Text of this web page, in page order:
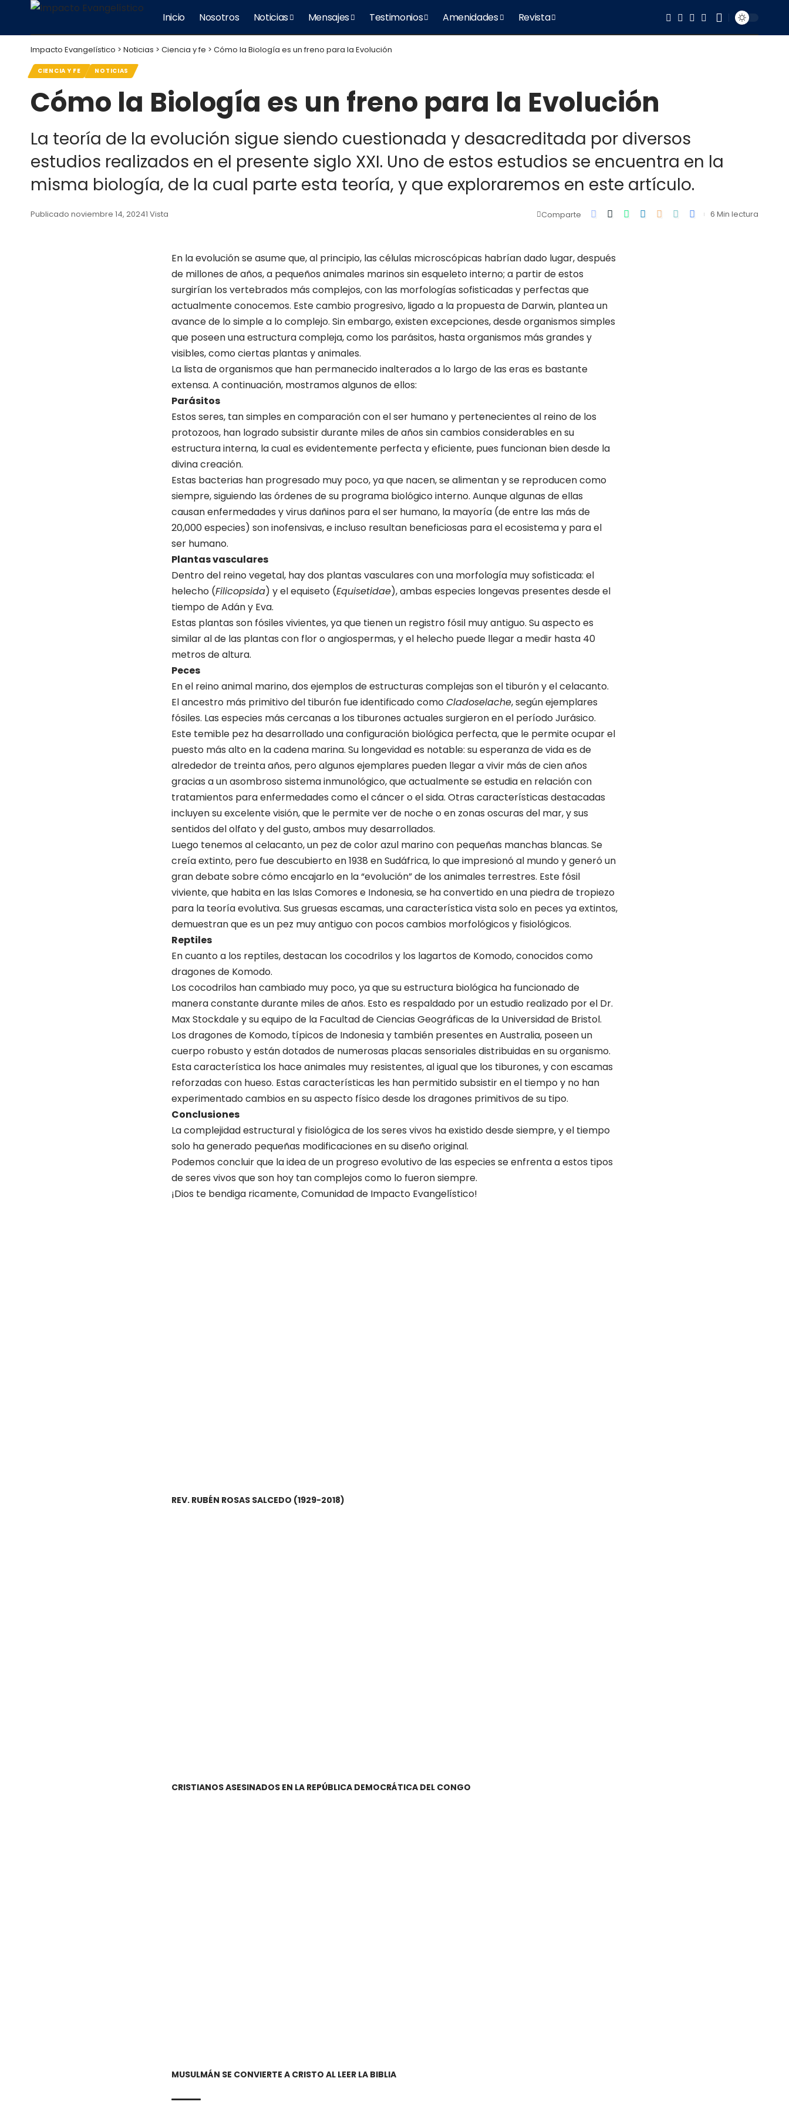
Inicio Nosotros Noticias Mensajes Testimonios Amenidades Revista
Impacto Evangelístico > Noticias > Ciencia y fe > Cómo la Biología es un freno para la Evolución
CIENCIA Y FE NOTICIAS
Cómo la Biología es un freno para la Evolución
La teoría de la evolución sigue siendo cuestionada y desacreditada por diversos
estudios realizados en el presente siglo XXI. Uno de estos estudios se encuentra en la
misma biología, de la cual parte esta teoría, y que exploraremos en este artículo.
Publicado noviembre 14, 20241 Vista Comparte 6 Min lectura
En la evolución se asume que, al principio, las células microscópicas habrían dado lugar, después
de millones de años, a pequeños animales marinos sin esqueleto interno; a partir de estos
surgirían los vertebrados más complejos, con las morfologías sofisticadas y perfectas que
actualmente conocemos. Este cambio progresivo, ligado a la propuesta de Darwin, plantea un
avance de lo simple a lo complejo. Sin embargo, existen excepciones, desde organismos simples
que poseen una estructura compleja, como los parásitos, hasta organismos más grandes y
visibles, como ciertas plantas y animales.
La lista de organismos que han permanecido inalterados a lo largo de las eras es bastante
extensa. A continuación, mostramos algunos de ellos:
Parásitos
Estos seres, tan simples en comparación con el ser humano y pertenecientes al reino de los
protozoos, han logrado subsistir durante miles de años sin cambios considerables en su
estructura interna, la cual es evidentemente perfecta y eficiente, pues funcionan bien desde la
divina creación.
Estas bacterias han progresado muy poco, ya que nacen, se alimentan y se reproducen como
siempre, siguiendo las órdenes de su programa biológico interno. Aunque algunas de ellas
causan enfermedades y virus dañinos para el ser humano, la mayoría (de entre las más de
20,000 especies) son inofensivas, e incluso resultan beneficiosas para el ecosistema y para el
ser humano.
Plantas vasculares
Dentro del reino vegetal, hay dos plantas vasculares con una morfología muy sofisticada: el
helecho (Filicopsida) y el equiseto (Equisetidae), ambas especies longevas presentes desde el
tiempo de Adán y Eva.
Estas plantas son fósiles vivientes, ya que tienen un registro fósil muy antiguo. Su aspecto es
similar al de las plantas con flor o angiospermas, y el helecho puede llegar a medir hasta 40
metros de altura.
Peces
En el reino animal marino, dos ejemplos de estructuras complejas son el tiburón y el celacanto.
El ancestro más primitivo del tiburón fue identificado comoCladoselache, según ejemplares
fósiles. Las especies más cercanas a los tiburones actuales surgieron en el período Jurásico.
Este temible pez ha desarrollado una configuración biológica perfecta, que le permite ocupar el
puesto más alto en la cadena marina. Su longevidad es notable: su esperanza de vida es de
alrededor de treinta años, pero algunos ejemplares pueden llegar a vivir más de cien años
gracias a un asombroso sistema inmunológico, que actualmente se estudia en relación con
tratamientos para enfermedades como el cáncer o el sida. Otras características destacadas
incluyen su excelente visión, que le permite ver de noche o en zonas oscuras del mar, y sus
sentidos del olfato y del gusto, ambos muy desarrollados.
Luego tenemos al celacanto, un pez de color azul marino con pequeñas manchas blancas. Se
creía extinto, pero fue descubierto en 1938 en Sudáfrica, lo que impresionó al mundo y generó un
gran debate sobre cómo encajarlo en la “evolución” de los animales terrestres. Este fósil
viviente, que habita en las Islas Comores e Indonesia, se ha convertido en una piedra de tropiezo
para la teoría evolutiva. Sus gruesas escamas, una característica vista solo en peces ya extintos,
demuestran que es un pez muy antiguo con pocos cambios morfológicos y fisiológicos.
Reptiles
En cuanto a los reptiles, destacan los cocodrilos y los lagartos de Komodo, conocidos como
dragones de Komodo.
Los cocodrilos han cambiado muy poco, ya que su estructura biológica ha funcionado de
manera constante durante miles de años. Esto es respaldado por un estudio realizado por el Dr.
Max Stockdale y su equipo de la Facultad de Ciencias Geográficas de la Universidad de Bristol.
Los dragones de Komodo, típicos de Indonesia y también presentes en Australia, poseen un
cuerpo robusto y están dotados de numerosas placas sensoriales distribuidas en su organismo.
Esta característica los hace animales muy resistentes, al igual que los tiburones, y con escamas
reforzadas con hueso. Estas características les han permitido subsistir en el tiempo y no han
experimentado cambios en su aspecto físico desde los dragones primitivos de su tipo.
Conclusiones
La complejidad estructural y fisiológica de los seres vivos ha existido desde siempre, y el tiempo
solo ha generado pequeñas modificaciones en su diseño original.
Podemos concluir que la idea de un progreso evolutivo de las especies se enfrenta a estos tipos
de seres vivos que son hoy tan complejos como lo fueron siempre.
¡Dios te bendiga ricamente, Comunidad de Impacto Evangelístico!
REV. RUBÉN ROSAS SALCEDO (1929-2018)
CRISTIANOS ASESINADOS EN LA REPÚBLICA DEMOCRÁTICA DEL CONGO
MUSULMÁN SE CONVIERTE A CRISTO AL LEER LA BIBLIA